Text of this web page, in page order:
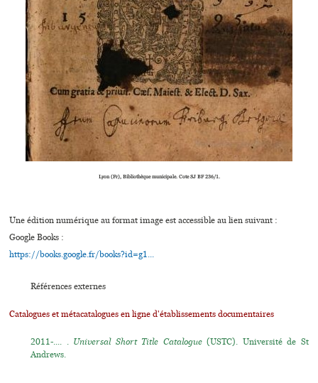
Lyon (Fr), Bibliothèque muni­ci­pale. Cote SJ BF 236/1.
Une édition numérique au format image est accessible au lien suivant :
Google Books :
https://books.google.fr/books?id=g1...
Références externes
Catalogues et métacatalogues en ligne d'établissements documentaires
2011-.... . Universal Short Title Catalogue(USTC). Université de St
Andrews.